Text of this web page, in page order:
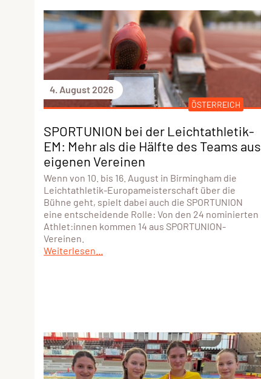
4. August 2026
ÖSTERREICH
SPORTUNION bei der Leichtathletik-
EM: Mehr als die Hälfte des Teams aus
eigenen Vereinen
Wenn von 10. bis 16. August in Birmingham die
Leichtathletik-Europameisterschaft über die
Bühne geht, spielt dabei auch die SPORTUNION
eine entscheidende Rolle: Von den 24 nominierten
Athlet:innen kommen 14 aus SPORTUNION-
Vereinen.
Weiterlesen...